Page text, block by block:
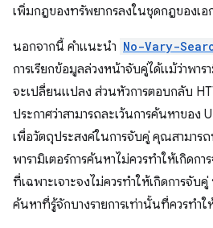
เพิ่มกฎของทรัพยากรลงในชุดกฎของเอ
นอกจากนี้ คำแนะนำ No-Vary-
การเรียกข้อมูลล่วงหน้าจับคู่ได้แม้ว่าพาร
จะเปลี่ยนแปลง ส่วนหัวการตอบกลับ
ประกาศว่าสามารถละเว้นการค้นหาของ
เพื่อวัตถุประสงค์ในการจับคู่ คุณสามารถ
พารามิเตอร์การค้นหาไม่ควรทําให้เกิดกา
ที่เฉพาะเจาะจงไม่ควรทําให้เกิดการจับคู่
ค้นหาที่รู้จักบางรายการเท่านั้นที่ควรทํา